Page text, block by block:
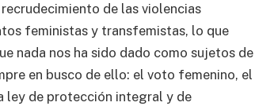
de las violencias
feministas y transfemistas, lo que
nada nos ha sido dado como sujetos de
en busco de ello: el voto femenino, el
ley de protección integral y de